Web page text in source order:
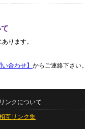
ります。
い合わせ】 からご連絡下さい。
リンクについて
互リンク集